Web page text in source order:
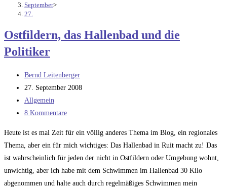
September>
27.
Ostfildern, das Hallenbad und die
Politiker
Beitrags-
Autor:
Bernd Leitenberger
Beitrag
veröffentlicht:
27. September 2008
Beitrags-
Kategorie:
Allgemein
Beitrags-
8 Kommentare
Heute ist es mal Zeit für ein völlig anderes Thema im Blog, ein regionales
Thema, aber ein für mich wichtiges: Das Hallenbad in Ruit macht zu! Das
ist wahrscheinlich für jeden der nicht in Ostfildern oder Umgebung wohnt,
unwichtig, aber ich habe mit dem Schwimmen im Hallenbad 30 Kilo
abgenommen und halte auch durch regelmäßiges Schwimmen mein